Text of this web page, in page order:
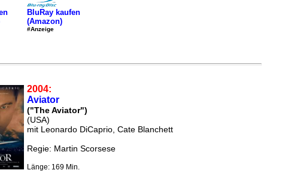
BluRay kaufen
(Amazon)
#Anzeige
2004:
Aviator
("The Aviator")
(USA)
mit Leonardo DiCaprio, Cate Blanchett
Regie: Martin Scorsese
Länge: 169 Min.